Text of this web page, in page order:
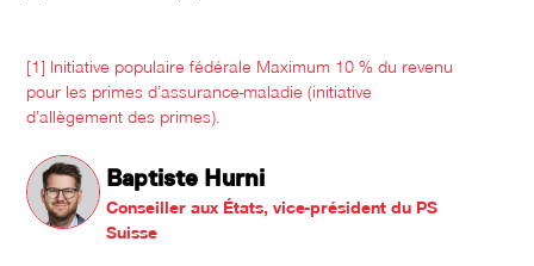
[1] Initiative populaire fédérale Maximum 10 % du revenu
pour les primes d’assurance-maladie (initiative
d’allègement des primes).
Baptiste Hurni
Conseiller aux États, vice-président du PS
Suisse